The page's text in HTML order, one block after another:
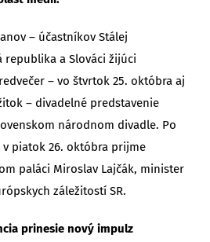
– účastníkov Stálej
republika a Slováci žijúci
– vo štvrtok 25. októbra aj
– divadelné predstavenie
národnom divadle. Po
piatok 26. októbra prijme
paláci Miroslav Lajčák, minister
záležitostí SR.
prinesie nový impulz